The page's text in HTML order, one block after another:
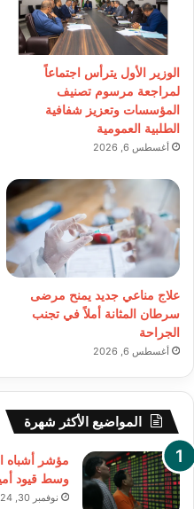
الوزير الأول يترأس اجتماعاً
لمراجعة مرسوم تصنيف
المؤسسات وتعزيز شفافية
الطلبية العمومية
أغسطس 6, 2026
علاج مناعي جديد يمنح مرضى
سرطان المثانة أملاً في تجنب
الجراحة
أغسطس 6, 2026
المواضيع الأكثر شهرة
مؤشر أشباه
وسط قيود
نوفمبر 30, 2024